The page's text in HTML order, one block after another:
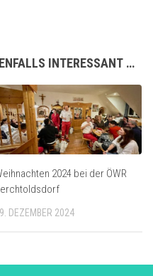
INTERESSANT …
2024 bei der ÖWR
DEZEMBER 2024